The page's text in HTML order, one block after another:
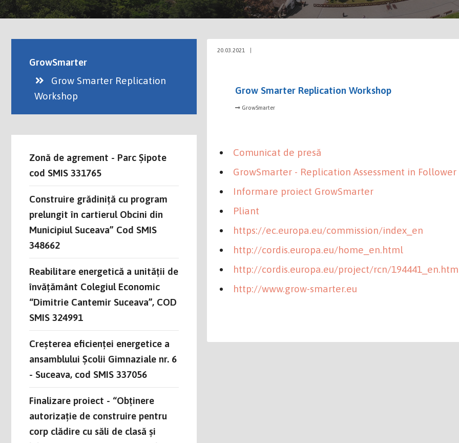
20.03.2021
Grow Smarter Replication Workshop
GrowSmarter
Comunicat de presă
GrowSmarter - Replication Assessment in Follower
Informare proiect GrowSmarter
Pliant
https://ec.europa.eu/commission/index_en
http://cordis.europa.eu/home_en.html
http://cordis.europa.eu/project/rcn/
http://www.grow-smarter.eu
GrowSmarter
Grow Smarter Replication
Workshop
Zonă de agrement - Parc Șipote
cod SMIS 331765
Construire grădiniță cu program
prelungit în cartierul Obcini din
Municipiul Suceava” Cod SMIS
348662
Reabilitare energetică a unității de
învățământ Colegiul Economic
“Dimitrie Cantemir Suceava”, COD
SMIS 324991
Creșterea eficienței energetice a
ansamblului Școlii Gimnaziale nr. 6
- Suceava, cod SMIS 337056
Finalizare proiect - “Obținere
autorizație de construire pentru
corp clădire cu săli de clasă și